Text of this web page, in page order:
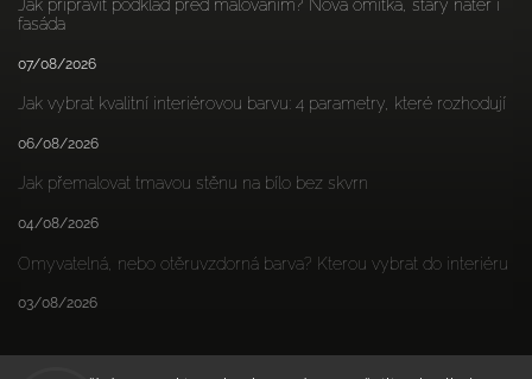
Jak připravit podklad před malováním? Nová omítka, starý nátěr i
fasáda
07/08/2026
Jak vybrat kvalitní interiérovou barvu: 4 parametry, které rozhodují
06/08/2026
Jak přemalovat tmavou stěnu na bílo bez skvrn
04/08/2026
Omyvatelná, nebo otěruvzdorná barva? Kterou vybrat do interiéru
03/08/2026